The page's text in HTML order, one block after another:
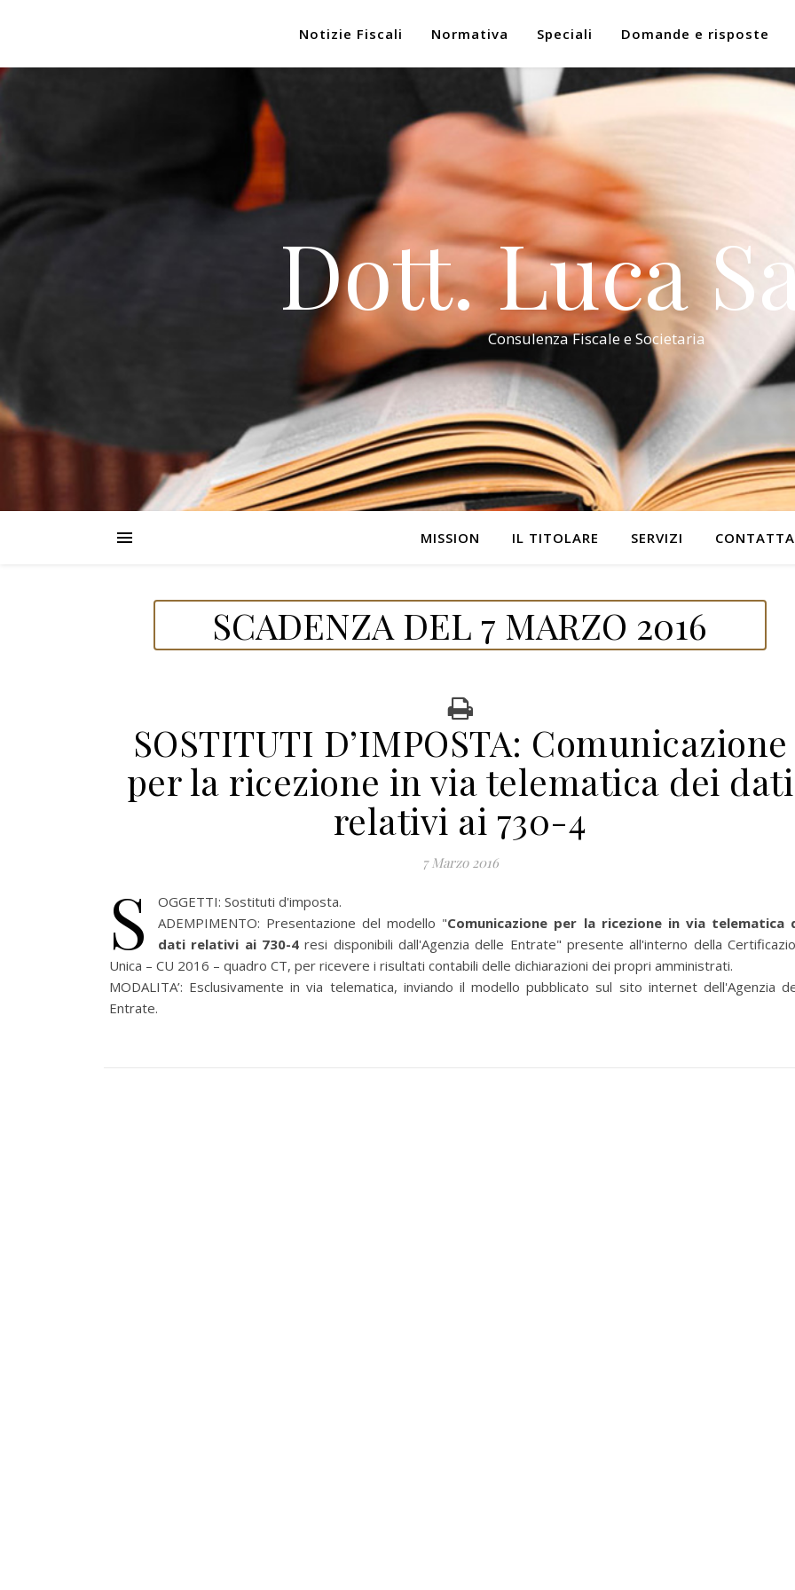
Notizie Fiscali Normativa Speciali Domande e risposte
Dott. Luca
Consulenza Fiscale e Societaria
MISSION IL TITOLARE SERVIZI
SCADENZA DEL 7 MARZO 2016
SOSTITUTI D’IMPOSTA: Comunicazione
per la ricezione in via telematica dei dati
relativi ai 730-4
7 Marzo 2016
S
OGGETTI: Sostituti d'imposta.
ADEMPIMENTO: Presentazione del modello "Comunicazione per la ricezione in via telematica
dati relativi ai 730-4 resi disponibili dall'Agenzia delle Entrate" presente all'interno della
Unica – CU 2016 – quadro CT, per ricevere i risultati contabili delle dichiarazioni dei propri amministrati.
MODALITA’: Esclusivamente in via telematica, inviando il modello pubblicato sul sito internet dell'Agenzia
Entrate.